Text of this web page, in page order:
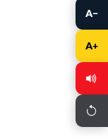
A−
A+